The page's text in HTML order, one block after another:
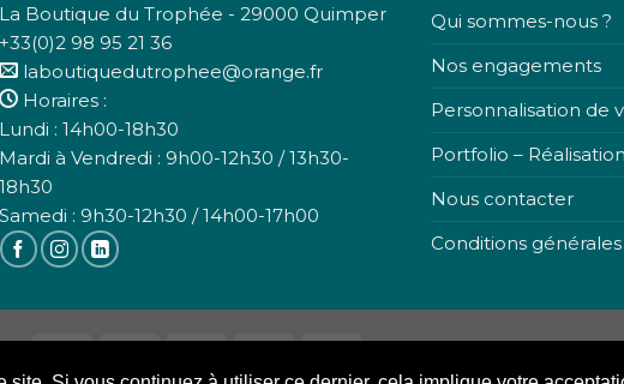
La Boutique du Trophée - 29000 Quimper
+33(0)2 98 95 21 36
laboutiquedutrophee@orange.fr
Horaires :
Lundi : 14h00-18h30
Mardi à Vendredi : 9h00-12h30 / 13h30-
18h30
Samedi : 9h30-12h30 / 14h00-17h00
Qui sommes-nous ?
Nos engagements
Personnalisation de
Portfolio –
Nous contacter
Conditions